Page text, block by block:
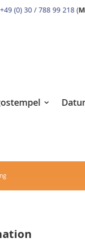
+49 (0) 30 / 788 99 218 (